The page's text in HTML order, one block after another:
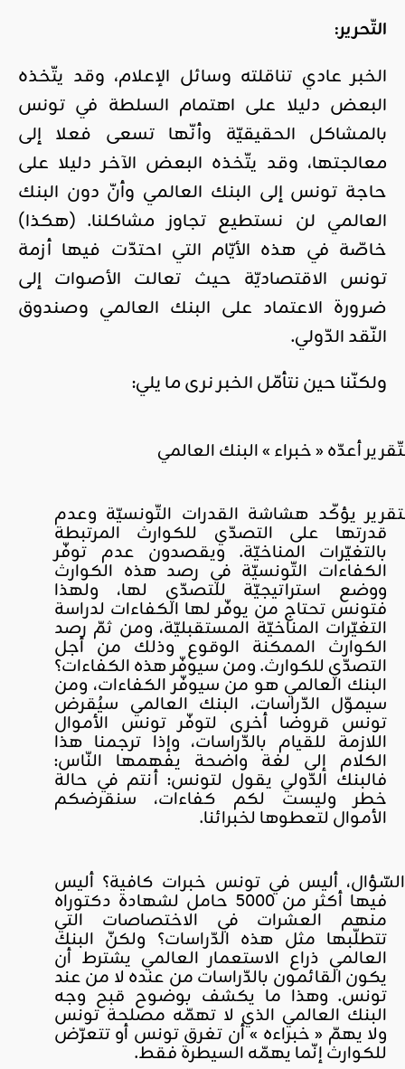
التّحرير:
الخبر عادي تناقلته وسائل الإعلام، وقد يتّخذه
البعض دليلا على اهتمام السلطة في تونس
بالمشاكل الحقيقيّة وأنّها تسعى فعلا إلى
معالجتها، وقد يتّخذه البعض الآخر دليلا على
حاجة تونس إلى البنك العالمي وأنّ دون البنك
العالمي لن نستطيع تجاوز مشاكلنا. (هكذا)
خاصّة في هذه الأيّام التي احتدّت فيها أزمة
تونس الاقتصاديّة حيث تعالت الأصوات إلى
ضرورة الاعتماد على البنك العالمي وصندوق
النّقد الدّولي.
ولكنّنا حين نتأمّل الخبر نرى ما يلي:
أعدّه « خبراء » البنك العالمي
يؤكّد هشاشة القدرات التّونسيّة وعدم
قدرتها على التصدّي للكوارث المرتبطة
بالتغيّرات المناخيّة. ويقصدون عدم توفّر
الكفاءات التّونسيّة في رصد هذه الكوارث
ووضع استراتيجيّة للتصدّي لها، ولهذا
فتونس تحتاج من يوفّر لها الكفاءات لدراسة
التغيّرات المناخيّة المستقبليّة، ومن ثمّ رصد
الكوارث الممكنة الوقوع وذلك من أجل
التصدّي للكوارث. ومن سيوفّر هذه الكفاءات؟
البنك العالمي هو من سيوفّر الكفاءات، ومن
سيموّل الدّراسات، البنك العالمي سيُقرض
تونس قروضا أخرى لتوفّر تونس الأموال
اللازمة للقيام بالدّراسات، وإذا ترجمنا هذا
الكلام إلى لغة واضحة يفهمها النّاس:
فالبنك الدّولي يقول لتونس: أنتم في حالة
خطر وليست لكم كفاءات، سنقرضكم
الأموال لتعطوها لخبرائنا.
أليس في تونس خبرات كافية؟ أليس
فيها أكثر من 5000 حامل لشهادة دكتوراه
منهم العشرات في الاختصاصات التي
تتطلّبها مثل هذه الدّراسات؟ ولكنّ البنك
العالمي ذراع الاستعمار العالمي يشترط أن
يكون القائمون بالدّراسات من عنده لا من عند
تونس. وهذا ما يكشف بوضوح قبح وجه
البنك العالمي الذي لا تهمّه مصلحة تونس
ولا يهمّ « خبراءه » أن تغرق تونس أو تتعرّض
للكوارث إنّما يهمّه السيطرة فقط.